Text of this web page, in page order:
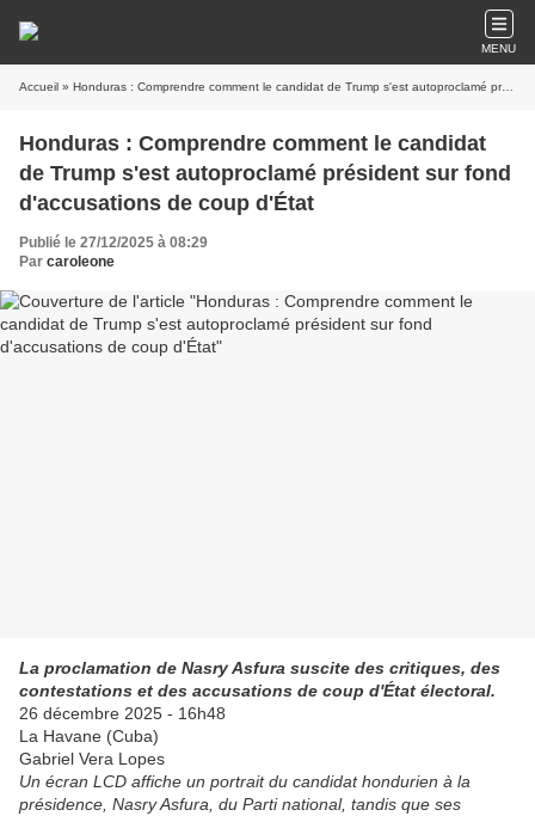
MENU
Accueil » Honduras : Comprendre comment le candidat de Trump s'est autoproclamé président sur fond d'accusations de coup d'État
Honduras : Comprendre comment le candidat
de Trump s'est autoproclamé président sur fond
d'accusations de coup d'État
Publié le 27/12/2025 à 08:29
Par caroleone
La proclamation de Nasry Asfura suscite des critiques, des
contestations et des accusations de coup d'État électoral.
26 décembre 2025 - 16h48
La Havane (Cuba)
Gabriel Vera Lopes
Un écran LCD affiche un portrait du candidat hondurien à la
présidence, Nasry Asfura, du Parti national, tandis que ses